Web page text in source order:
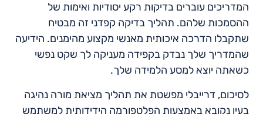
המדריכים עוברים בדיקות רקע יסודיות ואימות של
ההסמכות שלהם. תהליך בדיקה קפדני זה מבטיח
שתקבלו הדרכה איכותית מאנשי מקצוע מהימנים. הידיעה
שהמדריך שלך נבדק בקפידה מעניקה לך שקט נפשי
כשאתה יוצא למסע הלמידה שלך.
לסיכום, דרייבלי מפשטת את תהליך מציאת מורה נהיגה
בעין נקובא באמצעות הפלטפורמה הידידותית למשתמש